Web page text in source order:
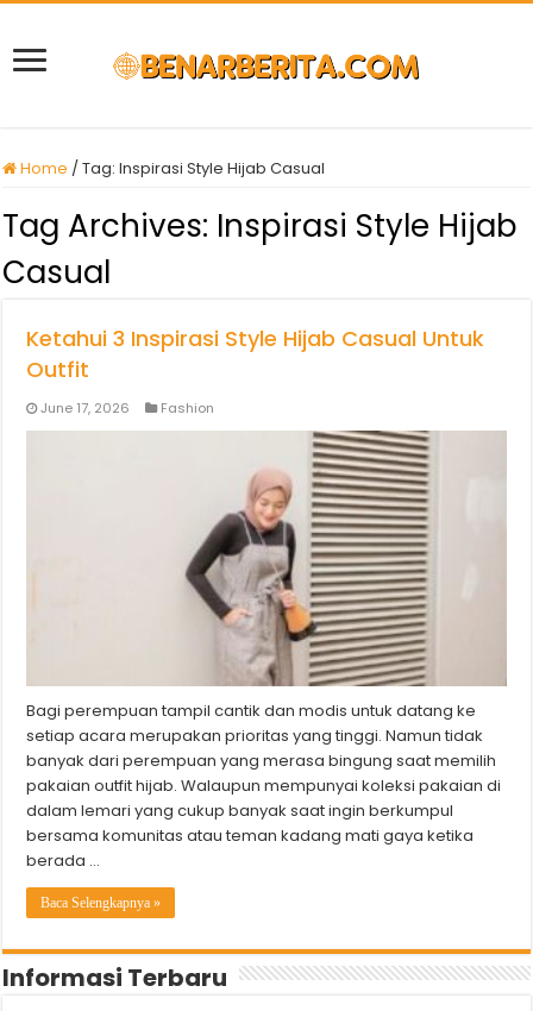
Home /Tag:Inspirasi Style Hijab Casual
Tag Archives: Inspirasi Style Hijab
Casual
Ketahui 3 Inspirasi Style Hijab Casual Untuk
Outfit
June 17, 2026 Fashion
Bagi perempuan tampil cantik dan modis untuk datang ke
setiap acara merupakan prioritas yang tinggi. Namun tidak
banyak dari perempuan yang merasa bingung saat memilih
pakaian outfit hijab. Walaupun mempunyai koleksi pakaian di
dalam lemari yang cukup banyak saat ingin berkumpul
bersama komunitas atau teman kadang mati gaya ketika
berada …
Baca Selengkapnya »
Informasi Terbaru